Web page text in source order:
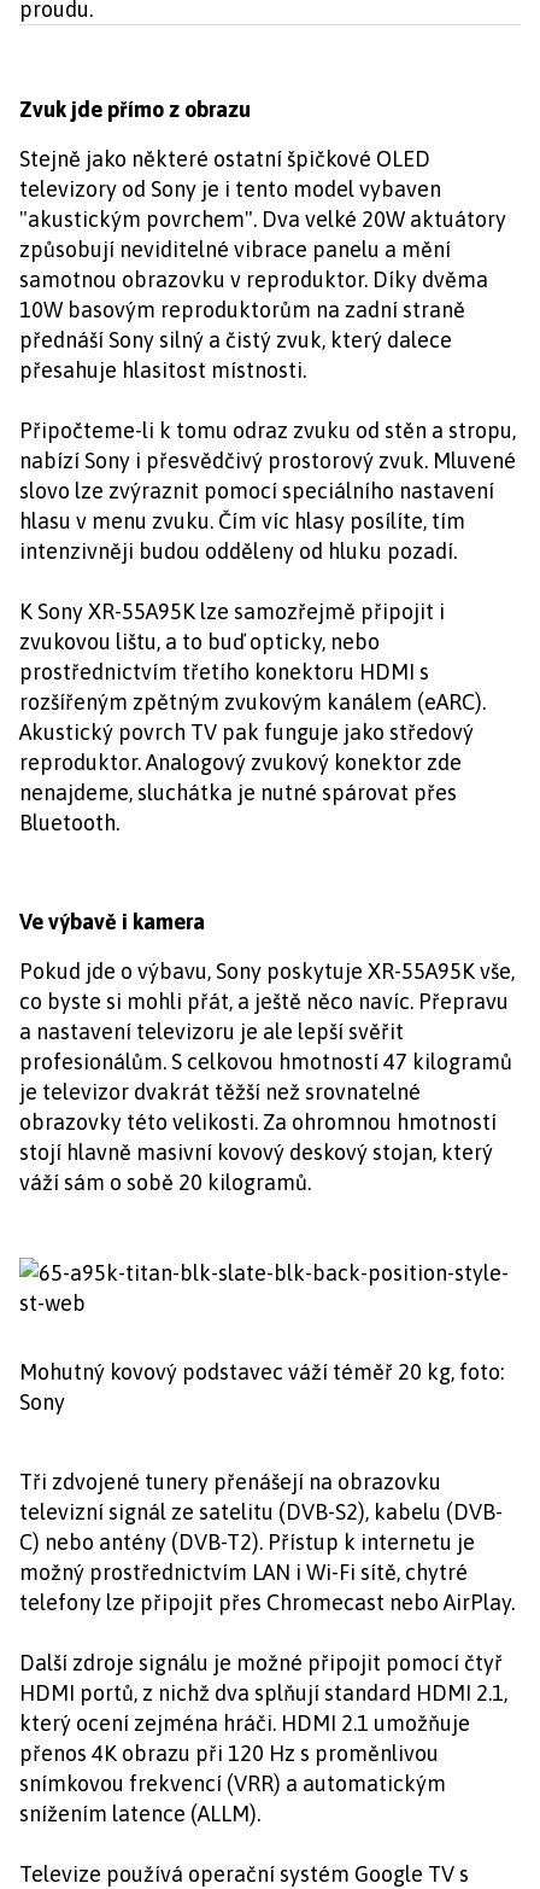
proudu.
Zvuk jde přímo z obrazu
Stejně jako některé ostatní špičkové OLED
televizory od Sony je i tento model vybaven
"akustickým povrchem". Dva velké 20W aktuátory
způsobují neviditelné vibrace panelu a mění
samotnou obrazovku v reproduktor. Díky dvěma
10W basovým reproduktorům na zadní straně
přednáší Sony silný a čistý zvuk, který dalece
přesahuje hlasitost místnosti.
Připočteme-li k tomu odraz zvuku od stěn a stropu,
nabízí Sony i přesvědčivý prostorový zvuk. Mluvené
slovo lze zvýraznit pomocí speciálního nastavení
hlasu v menu zvuku. Čím víc hlasy posílíte, tím
intenzivněji budou odděleny od hluku pozadí.
K Sony XR-55A95K lze samozřejmě připojit i
zvukovou lištu, a to buď opticky, nebo
prostřednictvím třetího konektoru HDMI s
rozšířeným zpětným zvukovým kanálem (eARC).
Akustický povrch TV pak funguje jako středový
reproduktor. Analogový zvukový konektor zde
nenajdeme, sluchátka je nutné spárovat přes
Bluetooth.
Ve výbavě i kamera
Pokud jde o výbavu, Sony poskytuje XR-55A95K vše,
co byste si mohli přát, a ještě něco navíc. Přepravu
a nastavení televizoru je ale lepší svěřit
profesionálům. S celkovou hmotností 47 kilogramů
je televizor dvakrát těžší než srovnatelné
obrazovky této velikosti. Za ohromnou hmotností
stojí hlavně masivní kovový deskový stojan, který
váží sám o sobě 20 kilogramů.
Mohutný kovový podstavec váží téměř 20 kg, foto:
Sony
Tři zdvojené tunery přenášejí na obrazovku
televizní signál ze satelitu (DVB-S2), kabelu (DVB-
C) nebo antény (DVB-T2). Přístup k internetu je
možný prostřednictvím LAN i Wi-Fi sítě, chytré
telefony lze připojit přes Chromecast nebo AirPlay.
Další zdroje signálu je možné připojit pomocí čtyř
HDMI portů, z nichž dva splňují standard HDMI 2.1,
který ocení zejména hráči. HDMI 2.1 umožňuje
přenos 4K obrazu při 120 Hz s proměnlivou
snímkovou frekvencí (VRR) a automatickým
snížením latence (ALLM).
Televize používá operační systém Google TV s